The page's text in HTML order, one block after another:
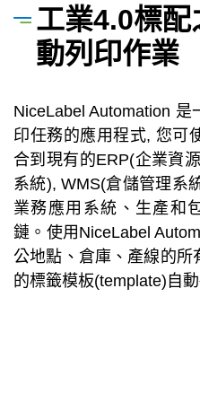
工業4.0標配
動列印作業
NiceLabel Automation 是
印任務的應用程式, 您可
合到現有的ERP(企業資
系統), WMS(倉儲管理系
業務應用系統、生產和
鏈。使用NiceLabel
公地點、倉庫、產線的所
的標籤模板(template)自